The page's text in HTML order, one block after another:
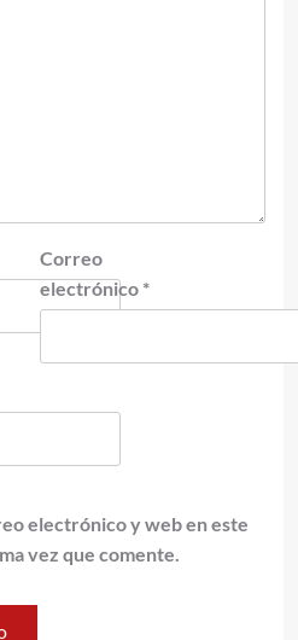
Correo
electrónico *
electrónico y web en este
vez que comente.